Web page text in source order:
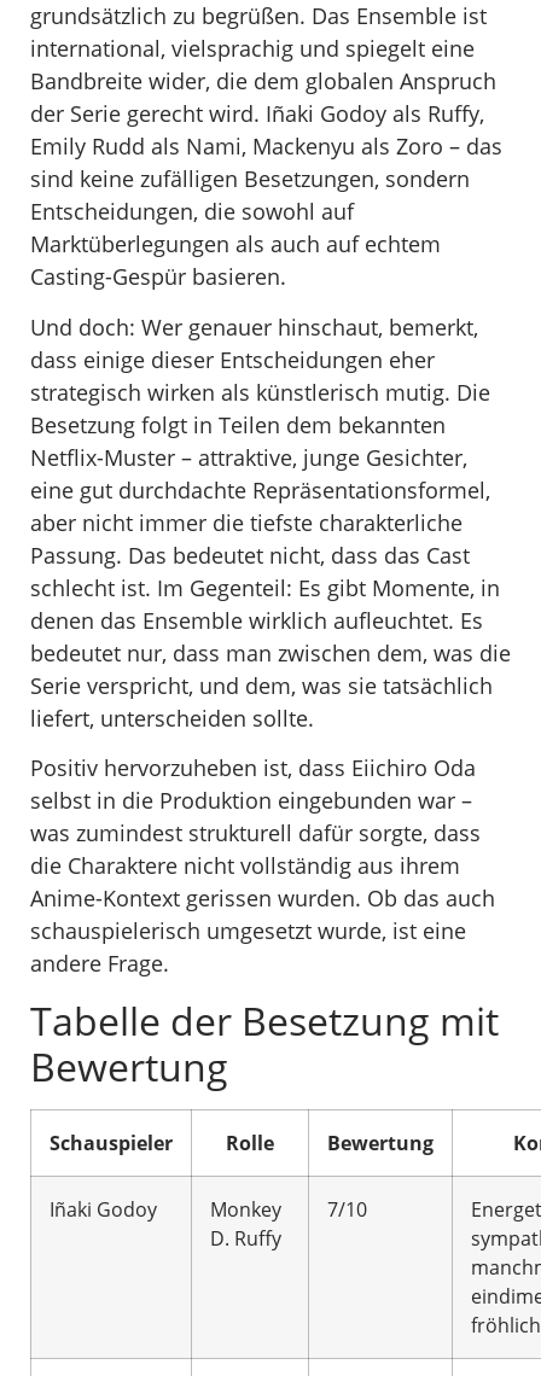
grundsätzlich zu begrüßen. Das Ensemble ist
international, vielsprachig und spiegelt eine
Bandbreite wider, die dem globalen Anspruch
der Serie gerecht wird. Iñaki Godoy als Ruffy,
Emily Rudd als Nami, Mackenyu als Zoro – das
sind keine zufälligen Besetzungen, sondern
Entscheidungen, die sowohl auf
Marktüberlegungen als auch auf echtem
Casting-Gespür basieren.
Und doch: Wer genauer hinschaut, bemerkt,
dass einige dieser Entscheidungen eher
strategisch wirken als künstlerisch mutig. Die
Besetzung folgt in Teilen dem bekannten
Netflix-Muster – attraktive, junge Gesichter,
eine gut durchdachte Repräsentationsformel,
aber nicht immer die tiefste charakterliche
Passung. Das bedeutet nicht, dass das Cast
schlecht ist. Im Gegenteil: Es gibt Momente, in
denen das Ensemble wirklich aufleuchtet. Es
bedeutet nur, dass man zwischen dem, was die
Serie verspricht, und dem, was sie tatsächlich
liefert, unterscheiden sollte.
Positiv hervorzuheben ist, dass Eiichiro Oda
selbst in die Produktion eingebunden war –
was zumindest strukturell dafür sorgte, dass
die Charaktere nicht vollständig aus ihrem
Anime-Kontext gerissen wurden. Ob das auch
schauspielerisch umgesetzt wurde, ist eine
andere Frage.
Tabelle der Besetzung mit
Bewertung
Schauspieler Rolle Bewertung
Iñaki Godoy
Monkey
D. Ruffy
7/10
fröhlich